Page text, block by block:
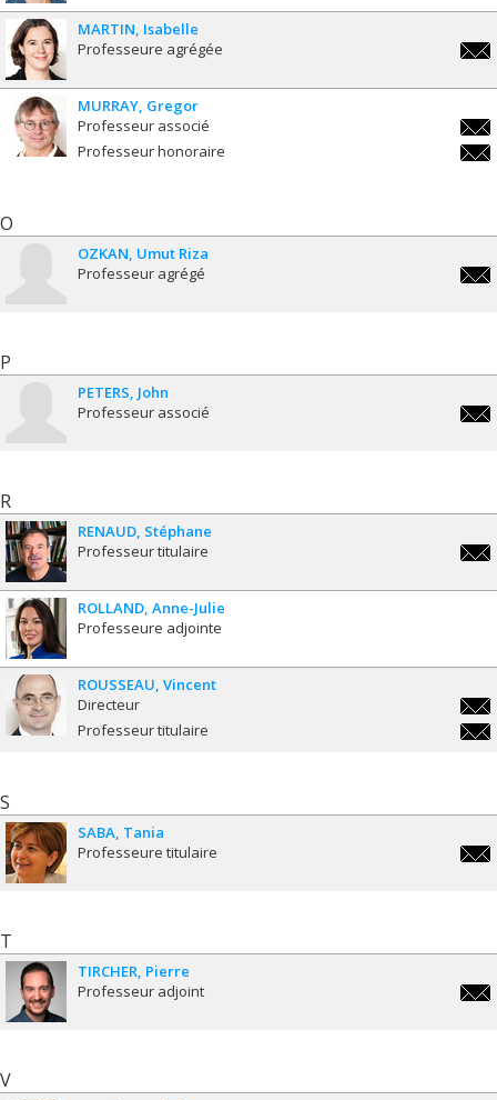
MARTIN Isabelle
Professeure agrégée
MURRAY Gregor
Professeur associé
Professeur honoraire
O
OZKAN Umut Riza
Professeur agrégé
P
PETERS John
Professeur associé
R
RENAUD Stéphane
Professeur titulaire
ROLLAND Anne-Julie
Professeure adjointe
ROUSSEAU Vincent
Directeur
Professeur titulaire
S
SABA Tania
Professeure titulaire
T
TIRCHER Pierre
Professeur adjoint
V